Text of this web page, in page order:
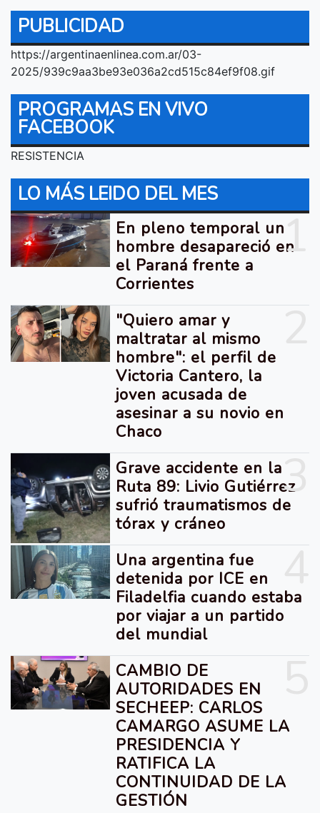
PUBLICIDAD
https://argentinaenlinea.com.ar/03-
2025/939c9aa3be93e036a2cd515c84ef9f08.gif
PROGRAMAS EN VIVO
FACEBOOK
RESISTENCIA
LO MÁS LEIDO DEL MES
1
En pleno temporal un
hombre desapareció en
el Paraná frente a
Corrientes
"Quiero amar y
maltratar al mismo
hombre": el perfil de
Victoria Cantero, la
joven acusada de
asesinar a su novio en
Chaco
3
Grave accidente en la
Ruta 89: Livio Gutiérrez
sufrió traumatismos de
tórax y cráneo
Una argentina fue
detenida por ICE en
Filadelfia cuando estaba
por viajar a un partido
del mundial
CAMBIO DE
AUTORIDADES EN
SECHEEP: CARLOS
CAMARGO ASUME LA
PRESIDENCIA Y
RATIFICA LA
CONTINUIDAD DE LA
GESTIÓN